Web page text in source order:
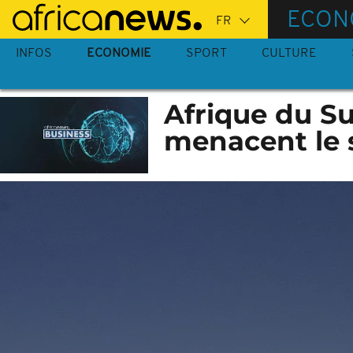
Passer
au
contenu
INFOS ECONOMIE SPORT CULTURE
Afrique du
menacent le